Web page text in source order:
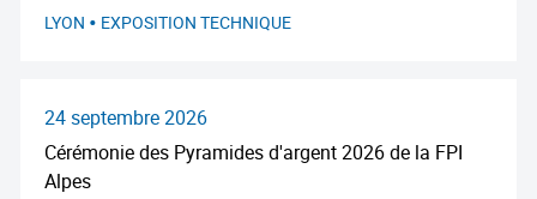
LYON • EXPOSITION TECHNIQUE
24 septembre 2026
Cérémonie des Pyramides d'argent 2026 de la FPI
Alpes